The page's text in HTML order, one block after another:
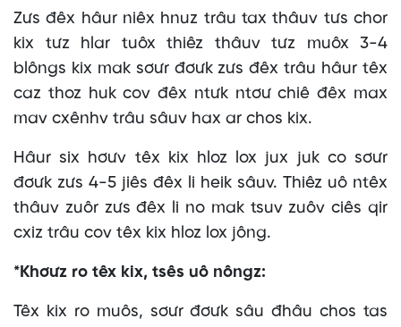
Zưs đêx hâur niêx hnuz trâu tax thâuv tưs chor
kix tưz hlar tuôx thiêz thâuv tưz muôx 3-4
blôngs kix mak sơưr đơưk zưs đêx trâu hâur têx
caz thoz huk cov đêx ntưk ntơư chiê đêx max
mav cxênhv trâu sâuv hax ar chos kix.
Hâur six hơưv têx kix hloz lox jux juk co sơưr
đơưk zưs 4-5 jiês đêx li heik sâuv. Thiêz uô ntêx
thâuv zuôr zưs đêx li no mak tsuv zuôv ciês qir
cxiz trâu cov têx kix hloz lox jông.
*Khơưz ro têx kix, tsês uô nôngz:
Têx kix ro muôs, sơưr đơưk sâu đhâu chos tas